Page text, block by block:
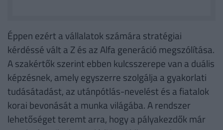
Éppen ezért a vállalatok számára stratégiai
kérdéssé vált a Z és az Alfa generáció megszólítása.
A szakértők szerint ebben kulcsszerepe van a duális
képzésnek, amely egyszerre szolgálja a gyakorlati
tudásátadást, az utánpótlás-nevelést és a fiatalok
korai bevonását a munka világába. A rendszer
lehetőséget teremt arra, hogy a pályakezdők már